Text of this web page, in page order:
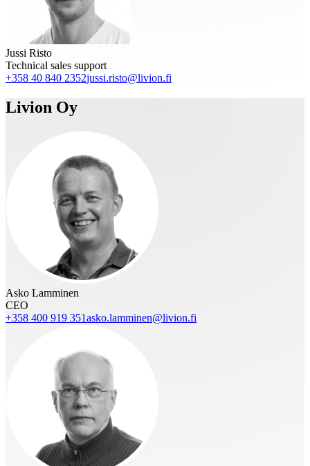
Jussi Risto
Technical sales support
+358 40 840 2352jussi.risto@livion.fi
Livion Oy
Asko Lamminen
CEO
+358 400 919 351asko.lamminen@livion.fi